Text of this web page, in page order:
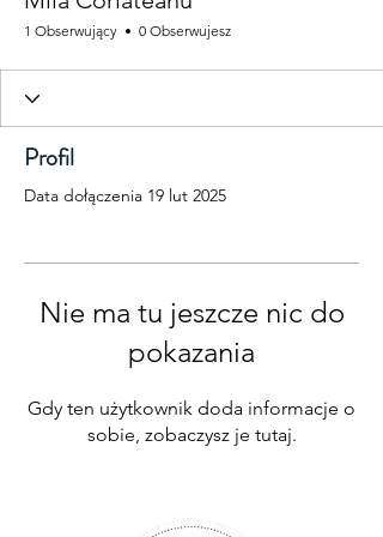
1 Obserwujący 0 Obserwujesz
Profil
Data dołączenia 19 lut 2025
Nie ma tu jeszcze nic do
pokazania
Gdy ten użytkownik doda informacje o
sobie, zobaczysz je tutaj.